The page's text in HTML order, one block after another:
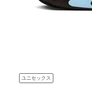
ユニセックス